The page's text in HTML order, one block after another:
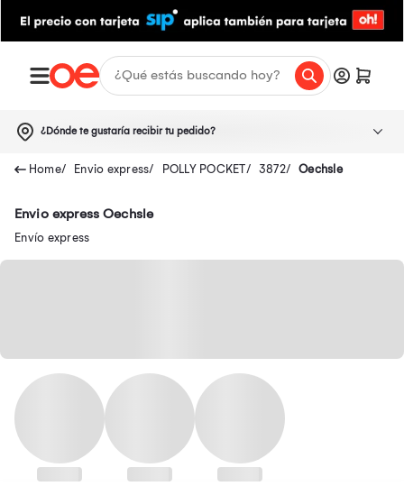
¿Dónde te gustaría recibir tu pedido?
Envio express POLLY POCKET 3872 Oechsle
Envio express Oechsle
Envío express